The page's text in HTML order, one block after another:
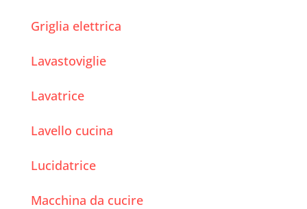
Griglia elettrica
Lavastoviglie
Lavatrice
Lavello cucina
Lucidatrice
Macchina da cucire